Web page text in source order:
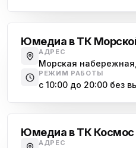
Юмедиа в ТК
АДРЕС
Морская
РЕЖИМ РАБОТЫ
с 10:00 до 20:00 без
Юмедиа в ТК Космос
АДРЕС